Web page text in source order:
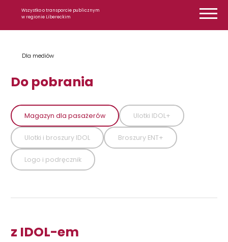
Wszystko o transporcie publicznym
w regionie Libereckim
Dla mediów
Do pobrania
Magazyn dla pasażerów Ulotki IDOL+
Ulotki i broszury IDOL Broszury ENT+
Logo i podręcznik
z IDOL-em